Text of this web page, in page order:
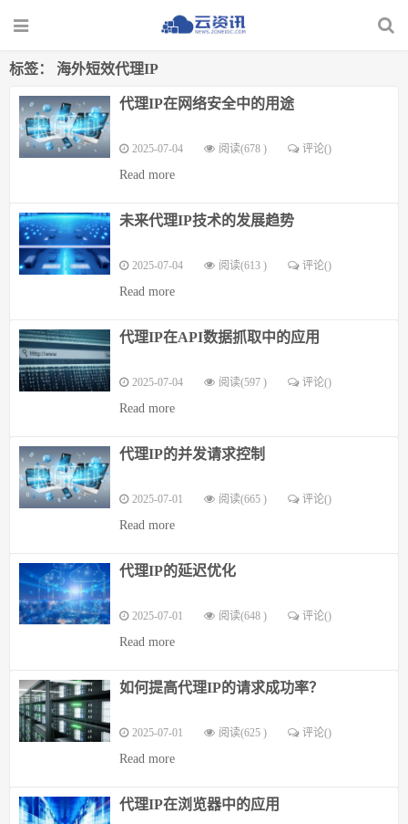
标签： 海外短效代理IP
代理IP在网络安全中的用途
2025-07-04 阅读(678 ) 评论()
Read more
未来代理IP技术的发展趋势
2025-07-04 阅读(613 ) 评论()
Read more
代理IP在API数据抓取中的应用
2025-07-04 阅读(597 ) 评论()
Read more
代理IP的并发请求控制
2025-07-01 阅读(665 ) 评论()
Read more
代理IP的延迟优化
2025-07-01 阅读(648 ) 评论()
Read more
如何提高代理IP的请求成功率？
2025-07-01 阅读(625 ) 评论()
Read more
代理IP在浏览器中的应用